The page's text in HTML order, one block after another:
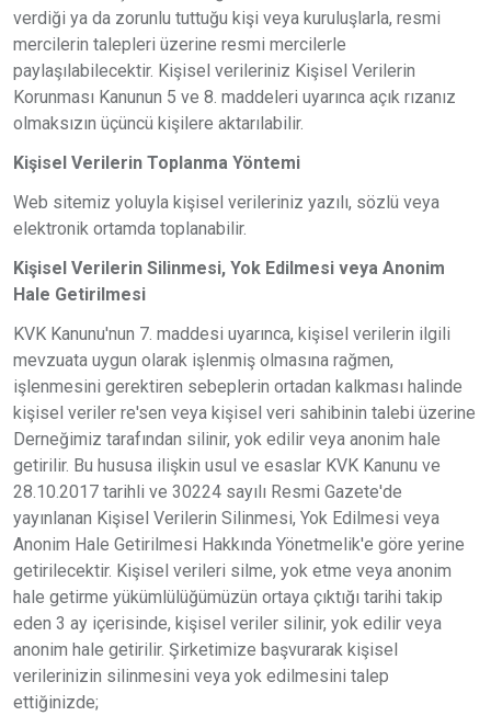
verdiği ya da zorunlu tuttuğu kişi veya kuruluşlarla, resmi
mercilerin talepleri üzerine resmi mercilerle
paylaşılabilecektir. Kişisel verileriniz Kişisel Verilerin
Korunması Kanunun 5 ve 8. maddeleri uyarınca açık rızanız
olmaksızın üçüncü kişilere aktarılabilir.
Kişisel Verilerin Toplanma Yöntemi
Web sitemiz yoluyla kişisel verileriniz yazılı, sözlü veya
elektronik ortamda toplanabilir.
Kişisel Verilerin Silinmesi, Yok Edilmesi veya Anonim
Hale Getirilmesi
KVK Kanunu'nun 7. maddesi uyarınca, kişisel verilerin ilgili
mevzuata uygun olarak işlenmiş olmasına rağmen,
işlenmesini gerektiren sebeplerin ortadan kalkması halinde
kişisel veriler re'sen veya kişisel veri sahibinin talebi üzerine
Derneğimiz tarafından silinir, yok edilir veya anonim hale
getirilir. Bu hususa ilişkin usul ve esaslar KVK Kanunu ve
28.10.2017 tarihli ve 30224 sayılı Resmi Gazete'de
yayınlanan Kişisel Verilerin Silinmesi, Yok Edilmesi veya
Anonim Hale Getirilmesi Hakkında Yönetmelik'e göre yerine
getirilecektir. Kişisel verileri silme, yok etme veya anonim
hale getirme yükümlülüğümüzün ortaya çıktığı tarihi takip
eden 3 ay içerisinde, kişisel veriler silinir, yok edilir veya
anonim hale getirilir. Şirketimize başvurarak kişisel
verilerinizin silinmesini veya yok edilmesini talep
ettiğinizde;